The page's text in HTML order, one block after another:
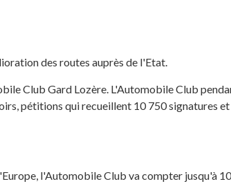
des routes auprès de l'Etat.
Club Gard Lozère. L'Automobile Club
pétitions qui recueillent 10 750 signatures
l'Automobile Club va compter jusqu'à